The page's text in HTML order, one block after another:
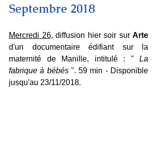
Septembre 2018
Mercredi 26, diffusion hier soir sur Arte
d'un documentaire édifiant sur la
maternité de Manille, intitulé : " La
fabrique à bébés ". 59 min - Disponible
jusqu'au 23/11/2018.